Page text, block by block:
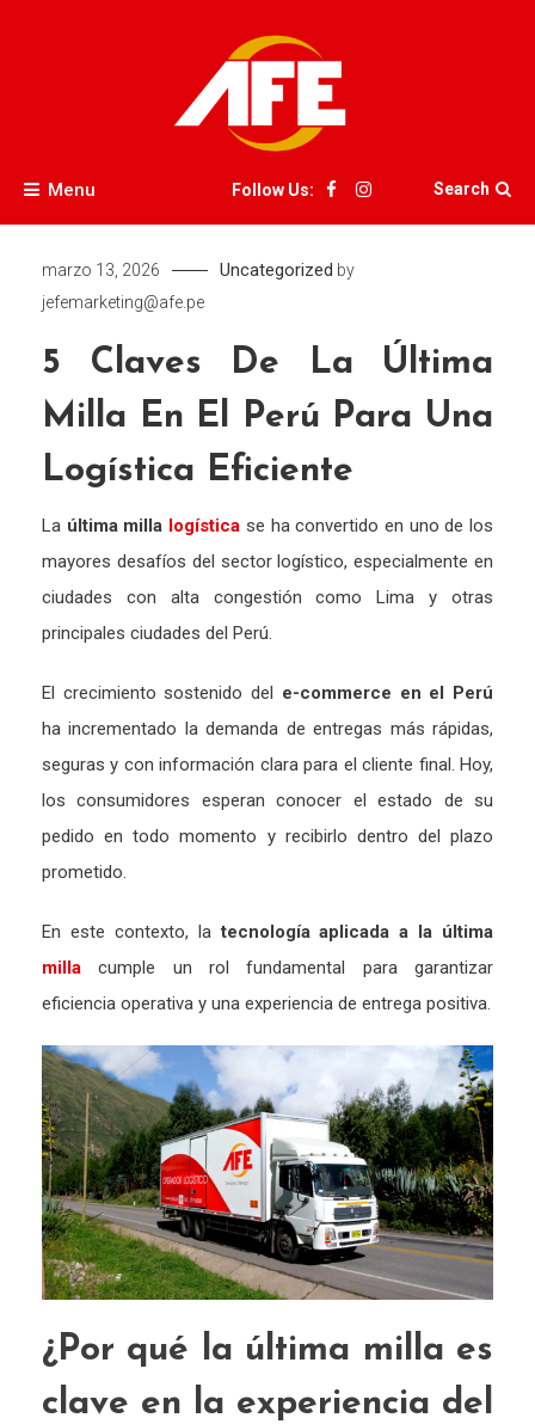
AFE
Menu Follow Us: Search
marzo 13, 2026 Uncategorized by
jefemarketing@afe.pe
5 Claves De La Última
Milla En El Perú Para Una
Logística Eficiente
La última milla logística se haconvertido en unodelos
mayores desafíos del sectorlogístico,especialmenteen
ciudades con alta congestióncomoLimayotras
principales ciudades del Perú.
El crecimientosostenidodel e-commerce en el Perú
haincrementado lademanda deentregas másrápidas,
segurasy coninformación clarapara elcliente final.Hoy,
losconsumidores esperanconocer elestado desu
pedidoentodomomento y recibirlo dentro del plazo
prometido.
En este contexto, latecnología aplicada a la última
milla cumple un rol fundamental para garantizar
eficiencia operativa y una experiencia de entrega positiva.
¿Por qué la última milla es
clave en la experiencia del